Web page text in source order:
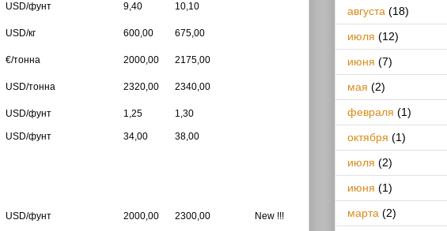
USD/фунт 9,40
10,10
USD/кг 600,00 675,00
€/тонна 2000,00 2175,00
USD/тонна 2320,00 2340,00
USD/фунт 1,25 1,30
USD/фунт 34,00 38,00
USD/фунт 2000,00 2300,00 New !!!
августа (18)
июля (12)
июня (7)
мая (2)
февраля (1)
октября (1)
июля (2)
июня (1)
марта (2)